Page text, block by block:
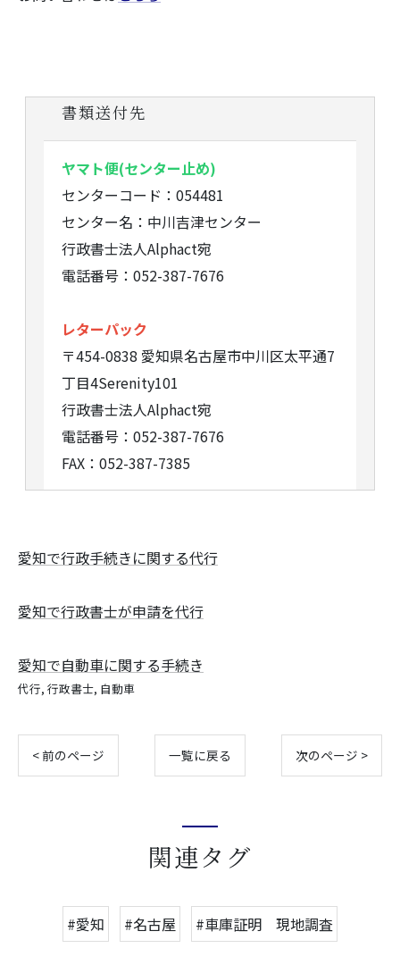
書類送付先
ヤマト便(センター止め)
センターコード：054481
センター名：中川吉津センター
行政書士法人Alphact宛
電話番号：052-387-7676
レターパック
〒454-0838 愛知県名古屋市中川区太平通7
丁目4Serenity101
行政書士法人Alphact宛
電話番号：052-387-7676
FAX：052-387-7385
愛知で行政手続きに関する代行
愛知で行政書士が申請を代行
愛知で自動車に関する手続き
代行 行政書士 自動車
< 前のページ 一覧に戻る 次のページ >
関連タグ
#愛知 #名古屋 #車庫証明 現地調査